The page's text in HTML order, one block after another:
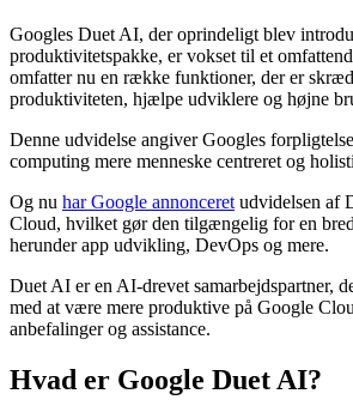
Googles Duet AI, der oprindeligt blev
produktivitetspakke, er vokset til et
omfatter nu en række funktioner, der er
produktiviteten, hjælpe udviklere og højne
Denne udvidelse angiver Googles
computing mere menneske centreret og
Og nu har Google annonceret udvidelsen af
Cloud, hvilket gør den tilgængelig for en
herunder app udvikling, DevOps og mere.
Duet AI er en AI-drevet samarbejdspartner,
med at være mere produktive på Google
anbefalinger og assistance.
Hvad er Google Duet AI?